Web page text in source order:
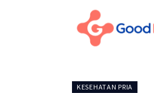
KESEHATAN PRIA